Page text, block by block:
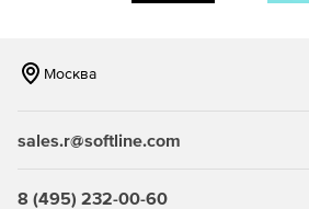
Москва
sales.r@softline.com
8 (495) 232-00-60